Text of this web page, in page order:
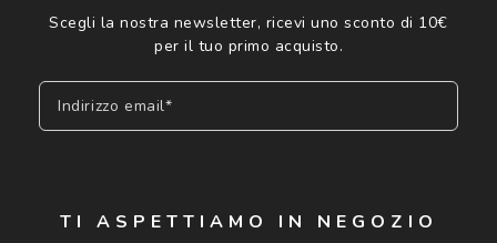
Scegli la nostra newsletter, ricevi uno sconto di 10€
per il tuo primo acquisto.
Indirizzo email*
TI ASPETTIAMO IN NEGOZIO